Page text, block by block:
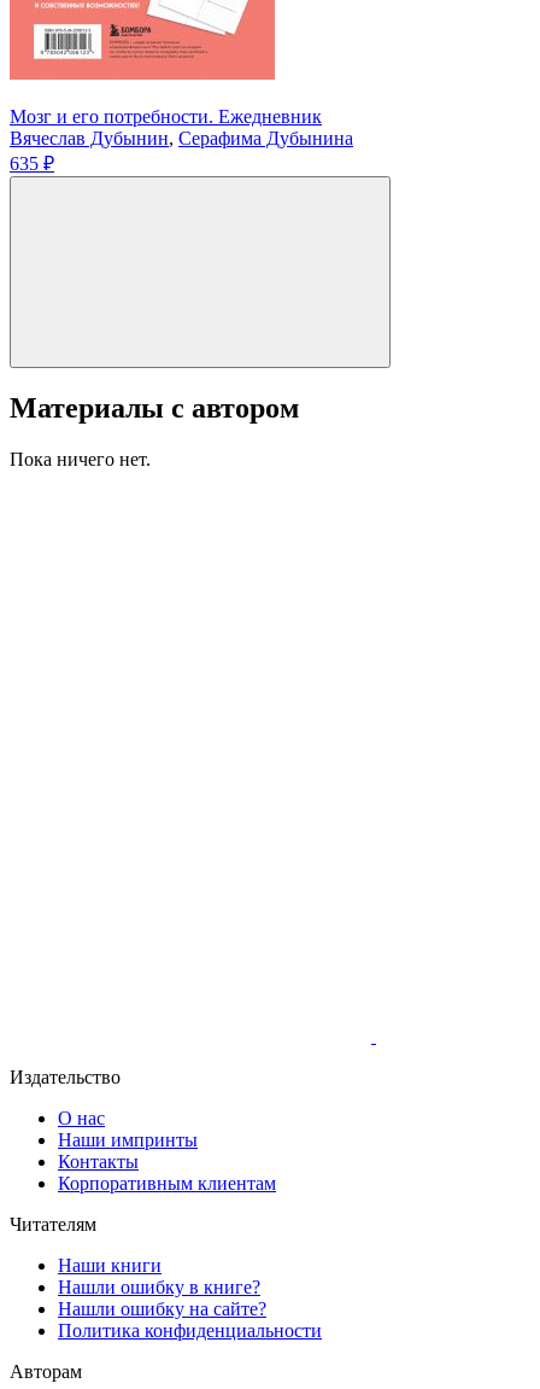
Мозг и его потребности. Ежедневник
Вячеслав Дубынин, Серафима Дубынина
635 ₽
Материалы с автором
Пока ничего нет.
Издательство
О нас
Наши импринты
Контакты
Корпоративным клиентам
Читателям
Наши книги
Нашли ошибку в книге?
Нашли ошибку на сайте?
Политика конфиденциальности
Авторам